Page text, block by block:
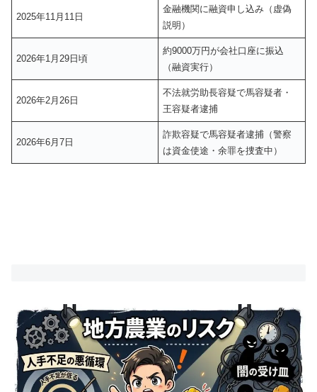
2025年11月11日
金融機関に融資申し込み（虚偽
説明）
2026年1月29日頃
約9000万円が会社口座に振込
（融資実行）
2026年2月26日
不法就労助長容疑で馬容疑者・
王容疑者逮捕
2026年6月7日
詐欺容疑で馬容疑者逮捕（警察
は資金使途・余罪を捜査中）